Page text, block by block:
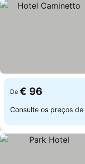
De € 96
Consulte os preços de